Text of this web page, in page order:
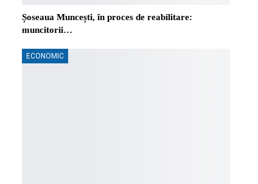
Șoseaua Muncești, în proces de reabilitare:
muncitorii…
ECONOMIC